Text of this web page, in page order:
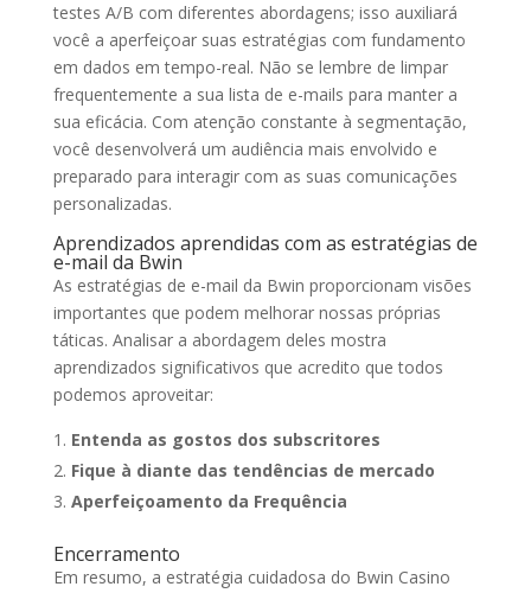
testes A/B com diferentes abordagens; isso auxiliará
você a aperfeiçoar suas estratégias com fundamento
em dados em tempo-real. Não se lembre de limpar
frequentemente a sua lista de e-mails para manter a
sua eficácia. Com atenção constante à segmentação,
você desenvolverá um audiência mais envolvido e
preparado para interagir com as suas comunicações
personalizadas.
Aprendizados aprendidas com as estratégias de
e-mail da Bwin
As estratégias de e-mail da Bwin proporcionam visões
importantes que podem melhorar nossas próprias
táticas. Analisar a abordagem deles mostra
aprendizados significativos que acredito que todos
podemos aproveitar:
Entenda as gostos dos subscritores
Fique à diante das tendências de mercado
Aperfeiçoamento da Frequência
Encerramento
Em resumo, a estratégia cuidadosa do Bwin Casino